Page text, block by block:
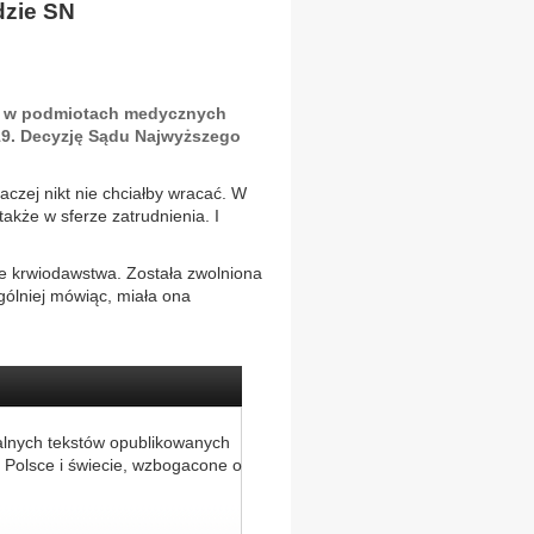
SN
podmiotach medycznych
Decyzję Sądu Najwyższego
nikt nie chciałby wracać. W
w sferze zatrudnienia. I
krwiodawstwa. Została zwolniona
mówiąc, miała ona
tekstów opublikowanych
i świecie, wzbogacone o